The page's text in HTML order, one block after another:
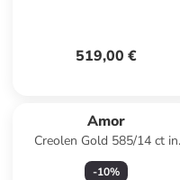
519,00 €
Amor
Creolen Gold 585/14 ct in
Bicolor
-10%